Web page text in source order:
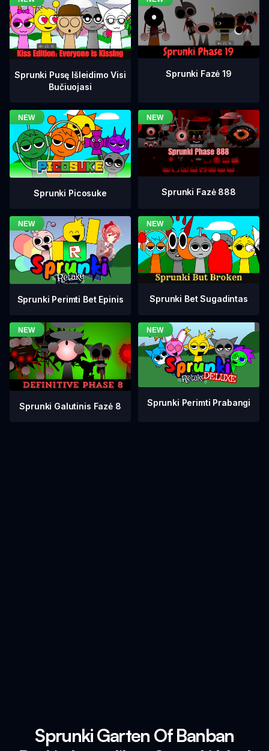
Sprunki Pusę Išleidimo Visi
Bučiuojasi
Sprunki Fazė 19
Sprunki Picosuke Sprunki Fazė 888
Sprunki Perimti Bet Epinis Sprunki Bet Sugadintas
Sprunki Galutinis Fazė 8 Sprunki Perimti Prabangi
Sprunki Garten Of Banban